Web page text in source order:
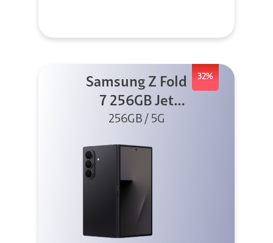
32%
Samsung Z Fold
7 256GB Jet
Black
256GB / 5G